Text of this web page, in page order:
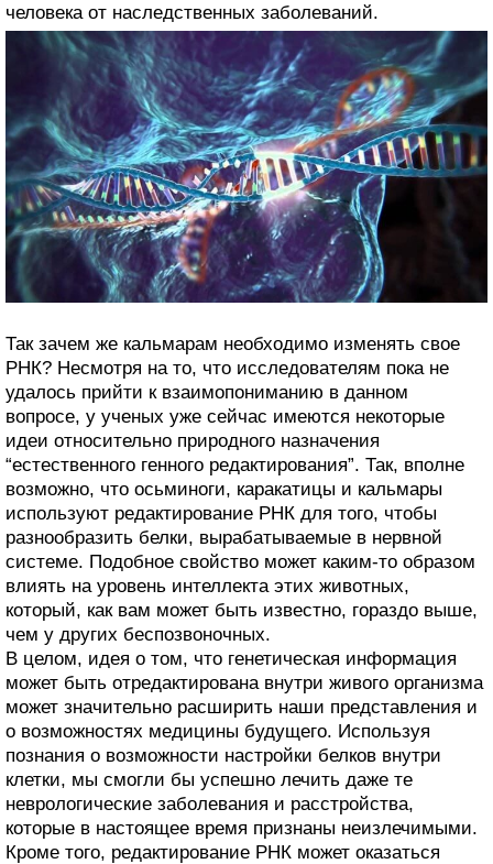
человека от наследственных заболеваний.
Так зачем же кальмарам необходимо изменять свое
РНК? Несмотря на то, что исследователям пока не
удалось прийти к взаимопониманию в данном
вопросе, у ученых уже сейчас имеются некоторые
идеи относительно природного назначения
“естественного генного редактирования”. Так, вполне
возможно, что осьминоги, каракатицы и кальмары
используют редактирование РНК для того, чтобы
разнообразить белки, вырабатываемые в нервной
системе. Подобное свойство может каким-то образом
влиять на уровень интеллекта этих животных,
который, как вам может быть известно, гораздо выше,
чем у других беспозвоночных.
В целом, идея о том, что генетическая информация
может быть отредактирована внутри живого организма
может значительно расширить наши представления и
о возможностях медицины будущего. Используя
познания о возможности настройки белков внутри
клетки, мы смогли бы успешно лечить даже те
неврологические заболевания и расстройства,
которые в настоящее время признаны неизлечимыми.
Кроме того, редактирование РНК может оказаться